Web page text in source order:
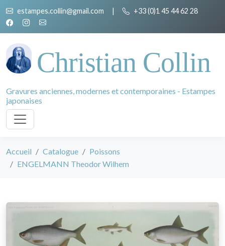
estampes.collin@gmail.com | +33 (0)1 45 44 62 28
Christian Collin
Gravures anciennes, modernes et contemporaines - Estampes
japonaises
Accueil Catalogue
Poissons
ENGELMANN Theodor Wilhem